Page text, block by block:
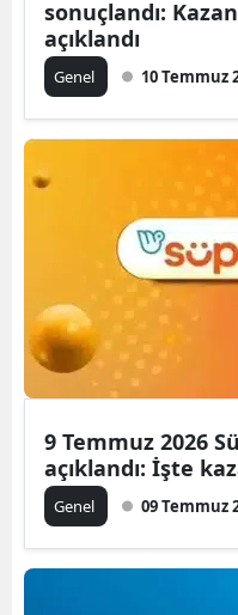
sonuçlandı:
açıklandı
Genel 10 Temmuz
9 Temmuz 2026
açıklandı: İşte
Genel 09 Temmuz